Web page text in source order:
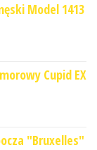
Model 1413
Cupid EX
"Bruxelles"